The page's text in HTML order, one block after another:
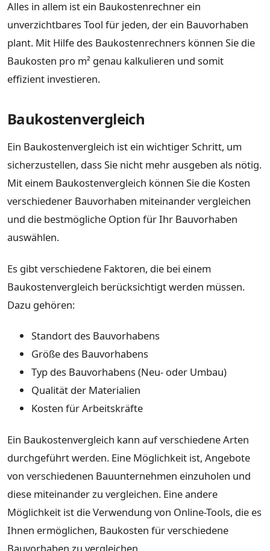
Alles in allem ist ein Baukostenrechner ein
unverzichtbares Tool für jeden, der ein Bauvorhaben
plant. Mit Hilfe des Baukostenrechners können Sie die
Baukosten pro m² genau kalkulieren und somit
effizient investieren.
Baukostenvergleich
Ein Baukostenvergleich ist ein wichtiger Schritt, um
sicherzustellen, dass Sie nicht mehr ausgeben als nötig.
Mit einem Baukostenvergleich können Sie die Kosten
verschiedener Bauvorhaben miteinander vergleichen
und die bestmögliche Option für Ihr Bauvorhaben
auswählen.
Es gibt verschiedene Faktoren, die bei einem
Baukostenvergleich berücksichtigt werden müssen.
Dazu gehören:
Standort des Bauvorhabens
Größe des Bauvorhabens
Typ des Bauvorhabens (Neu- oder Umbau)
Qualität der Materialien
Kosten für Arbeitskräfte
Ein Baukostenvergleich kann auf verschiedene Arten
durchgeführt werden. Eine Möglichkeit ist, Angebote
von verschiedenen Bauunternehmen einzuholen und
diese miteinander zu vergleichen. Eine andere
Möglichkeit ist die Verwendung von Online-Tools, die es
Ihnen ermöglichen, Baukosten für verschiedene